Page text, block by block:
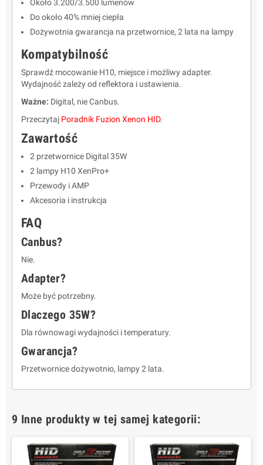
Około 3.200/3.500 lumenów
Do około 40% mniej ciepła
Dożywotnia gwarancja na przetwornice, 2 lata na lampy
Kompatybilność
Sprawdź mocowanie H10, miejsce i możliwy adapter.
Wydajność zależy od reflektora i ustawienia.
Ważne: Digital, nie Canbus.
Przeczytaj Poradnik Fuzion Xenon HID.
Zawartość
2 przetwornice Digital 35W
2 lampy H10 XenPro+
Przewody i AMP
Akcesoria i instrukcja
FAQ
Canbus?
Nie.
Adapter?
Może być potrzebny.
Dlaczego 35W?
Dla równowagi wydajności i temperatury.
Gwarancja?
Przetwornice dożywotnio, lampy 2 lata.
9 Inne produkty w tej samej kategorii: